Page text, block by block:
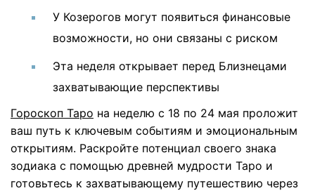
У Козерогов могут появиться финансовые
возможности, но они связаны с риском
Эта неделя открывает перед Близнецами
захватывающие перспективы
Гороскоп Таро на неделю с 18 по 24 мая проложит
ваш путь к ключевым событиям и эмоциональным
открытиям. Раскройте потенциал своего знака
зодиака с помощью древней мудрости Таро и
готовьтесь к захватывающему путешествию через